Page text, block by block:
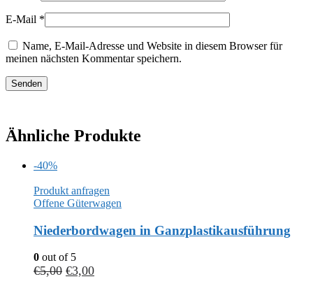
E-Mail *
Name, E-Mail-Adresse und Website in diesem Browser für
meinen nächsten Kommentar speichern.
Ähnliche Produkte
-40%
Produkt anfragen
Offene Güterwagen
Niederbordwagen in Ganzplastikausführung
0 out of 5
€5,00 €3,00